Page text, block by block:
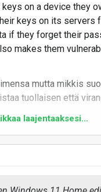
on a device they
keys on its servers
if they forget their
makes them
mutta mikkis
tuollaisen että
laajentaaksesi...